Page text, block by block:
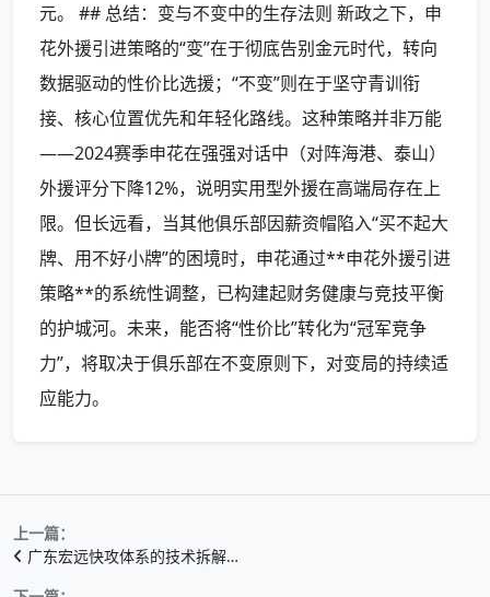
元。 ## 总结：变与不变中的生存法则 新政之下，申
花外援引进策略的“变”在于彻底告别金元时代，转向
数据驱动的性价比选援；“不变”则在于坚守青训衔
接、核心位置优先和年轻化路线。这种策略并非万能
——2024赛季申花在强强对话中（对阵海港、泰山）
外援评分下降12%，说明实用型外援在高端局存在上
限。但长远看，当其他俱乐部因薪资帽陷入“买不起大
牌、用不好小牌”的困境时，申花通过**申花外援引进
策略**的系统性调整，已构建起财务健康与竞技平衡
的护城河。未来，能否将“性价比”转化为“冠军竞争
力”，将取决于俱乐部在不变原则下，对变局的持续适
应能力。
上一篇：
广东宏远快攻体系的技术拆解…